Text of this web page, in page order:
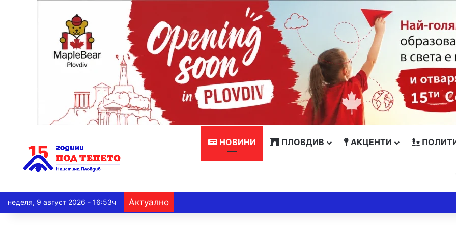
НОВИНИ ПЛОВДИВ АКЦЕНТИ
неделя, 9 август 2026 - 16:53ч Актуално